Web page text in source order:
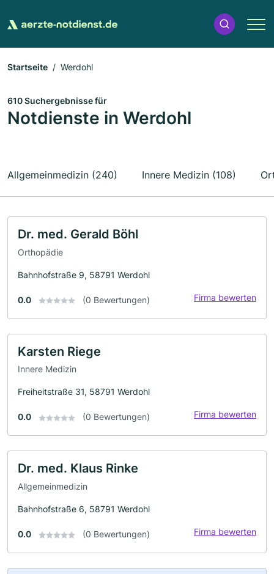
Startseite Werdohl
610 Suchergebnisse für
Notdienste in Werdohl
Allgemeinmedizin (240) Innere Medizin (108)
Dr. med. Gerald Böhl
Orthopädie
Bahnhofstraße 9, 58791 Werdohl
0.0 (0 Bewertungen) Firma bewerten
Karsten Riege
Innere Medizin
Freiheitstraße 31, 58791 Werdohl
0.0 (0 Bewertungen) Firma bewerten
Dr. med. Klaus Rinke
Allgemeinmedizin
Bahnhofstraße 6, 58791 Werdohl
0.0 (0 Bewertungen) Firma bewerten